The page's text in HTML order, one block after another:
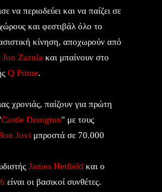
να περιοδεύει και να παίζει σε
και φεστιβάλ όλο το
κίνηση, αποχωρούν από
Jon Zazula και μπαίνουν στο
Q Prime.
χρονιάς, παίζουν για πρώτη
Castle Donigton'' με τους
Jovi μπροστά σε 70.000
James Hetfield και ο
είναι οι βασικοί συνθέτες.